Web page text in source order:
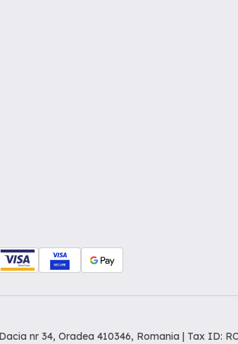
nr 34, Oradea 410346, Romania | Tax ID: